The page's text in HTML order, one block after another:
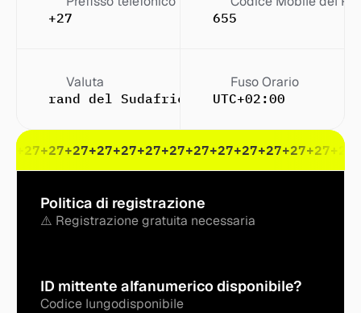
+27 655
Valuta
rand del Sudafrica (R)
Fuso Orario
UTC+02:00
+27+27+27+27+27+27+27+27+27+27+27+27+27+27
Politica di registrazione
⚠️ Registrazione gratuita necessaria
ID mittente alfanumerico disponibile?
Codice lungodisponibile